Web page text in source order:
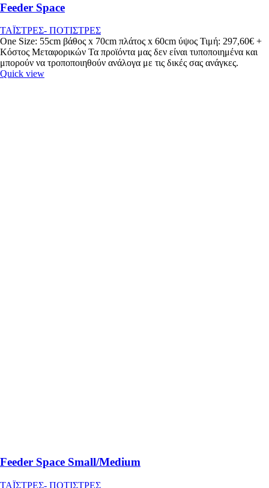
Feeder Space
ΤΑΪΣΤΡΕΣ- ΠΟΤΙΣΤΡΕΣ
One Size: 55cm βάθος x 70cm πλάτος x 60cm ύψος Τιμή: 297,60€ +
Κόστος Μεταφορικών Τα προϊόντα μας δεν είναι τυποποιημένα και
μπορούν να τροποποιηθούν ανάλογα με τις δικές σας ανάγκες.
Quick view
Feeder Space Small/Medium
ΤΑΪΣΤΡΕΣ- ΠΟΤΙΣΤΡΕΣ